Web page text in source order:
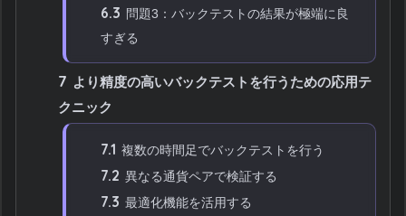
6.3 問題3：バックテストの結果が極端に良
すぎる
7 より精度の高いバックテストを行うための応用テ
クニック
7.1 複数の時間足でバックテストを行う
7.2 異なる通貨ペアで検証する
7.3 最適化機能を活用する